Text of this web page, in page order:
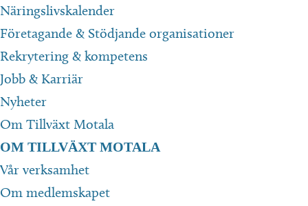
Näringslivskalender
Företagande & Stödjande organisationer
Rekrytering & kompetens
Jobb & Karriär
Nyheter
Om Tillväxt Motala
OM TILLVÄXT MOTALA
Vår verksamhet
Om medlemskapet